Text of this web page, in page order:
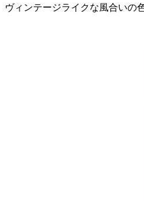
ヴィンテージライクな風合いの